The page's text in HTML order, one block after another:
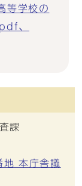
学校の
、
課
本庁舎議